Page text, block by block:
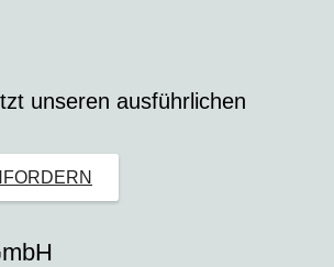
unseren ausführlichen